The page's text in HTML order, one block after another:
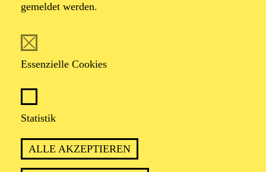
gemeldet werden.
Essenzielle Cookies
Statistik
ALLE AKZEPTIEREN
MUSIKALISCH-KÜNSTLERISCHER
ABEND MIT DEM ENSEMBLE DES
AALTO MUSIKTHEATERS